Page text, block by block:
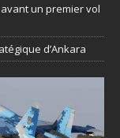
un premier vol
d’Ankara